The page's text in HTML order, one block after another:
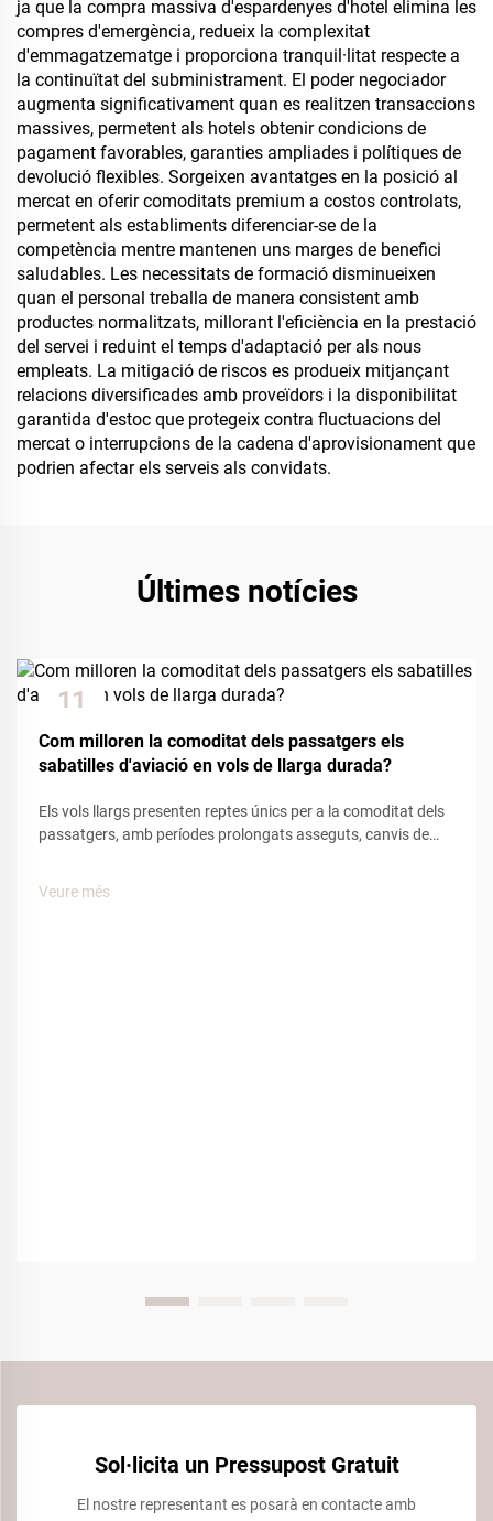
ja que la compra massiva d'espardenyes d'hotel elimina les
compres d'emergència, redueix la complexitat
d'emmagatzematge i proporciona tranquil·litat respecte a
la continuïtat del subministrament. El poder negociador
augmenta significativament quan es realitzen transaccions
massives, permetent als hotels obtenir condicions de
pagament favorables, garanties ampliades i polítiques de
devolució flexibles. Sorgeixen avantatges en la posició al
mercat en oferir comoditats premium a costos controlats,
permetent als establiments diferenciar-se de la
competència mentre mantenen uns marges de benefici
saludables. Les necessitats de formació disminueixen
quan el personal treballa de manera consistent amb
productes normalitzats, millorant l'eficiència en la prestació
del servei i reduint el temps d'adaptació per als nous
empleats. La mitigació de riscos es produeix mitjançant
relacions diversificades amb proveïdors i la disponibilitat
garantida d'estoc que protegeix contra fluctuacions del
mercat o interrupcions de la cadena d'aprovisionament que
podrien afectar els serveis als convidats.
Últimes notícies
11
Com milloren la comoditat dels passatgers els
sabatilles d'aviació en vols de llarga durada?
Els vols llargs presenten reptes únics per a la comoditat dels
passatgers, amb períodes prolongats asseguts, canvis de
Veure més
Sol·licita un Pressupost Gratuit
El nostre representant es posarà en contacte amb